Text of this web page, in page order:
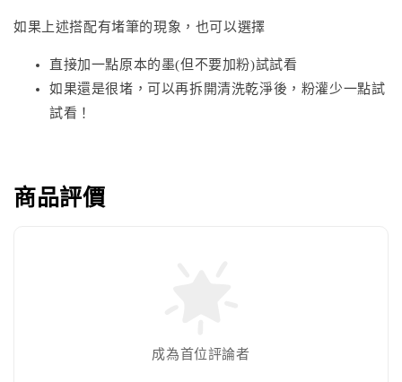
如果上述搭配有堵筆的現象，也可以選擇
直接加一點原本的墨(但不要加粉)試試看
如果還是很堵，可以再拆開清洗乾淨後，粉灌少一點試
試看！
商品評價
成為首位評論者